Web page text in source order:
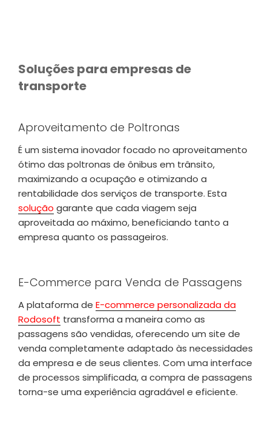
Soluções para empresas de
transporte
Aproveitamento de Poltronas
É um sistema inovador focado no aproveitamento
ótimo das poltronas de ônibus em trânsito,
maximizando a ocupação e otimizando a
rentabilidade dos serviços de transporte. Esta
solução garante que cada viagem seja
aproveitada ao máximo, beneficiando tanto a
empresa quanto os passageiros.
E-Commerce para Venda de Passagens
A plataforma de E-commerce personalizada da
Rodosoft transforma a maneira como as
passagens são vendidas, oferecendo um site de
venda completamente adaptado às necessidades
da empresa e de seus clientes. Com uma interface
de processos simplificada, a compra de passagens
torna-se uma experiência agradável e eficiente.